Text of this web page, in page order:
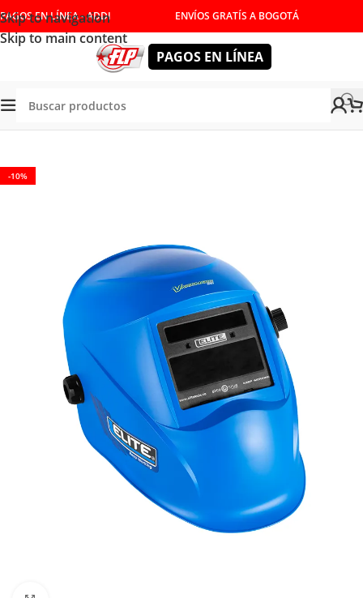
Skip to navigation
Skip to main content
PAGOS EN LÍNEA - ADDI ENVÍOS GRATÍS A BOGOTÁ
PAGOS EN LÍNEA
Tienda/ACCESORIOS
-10%